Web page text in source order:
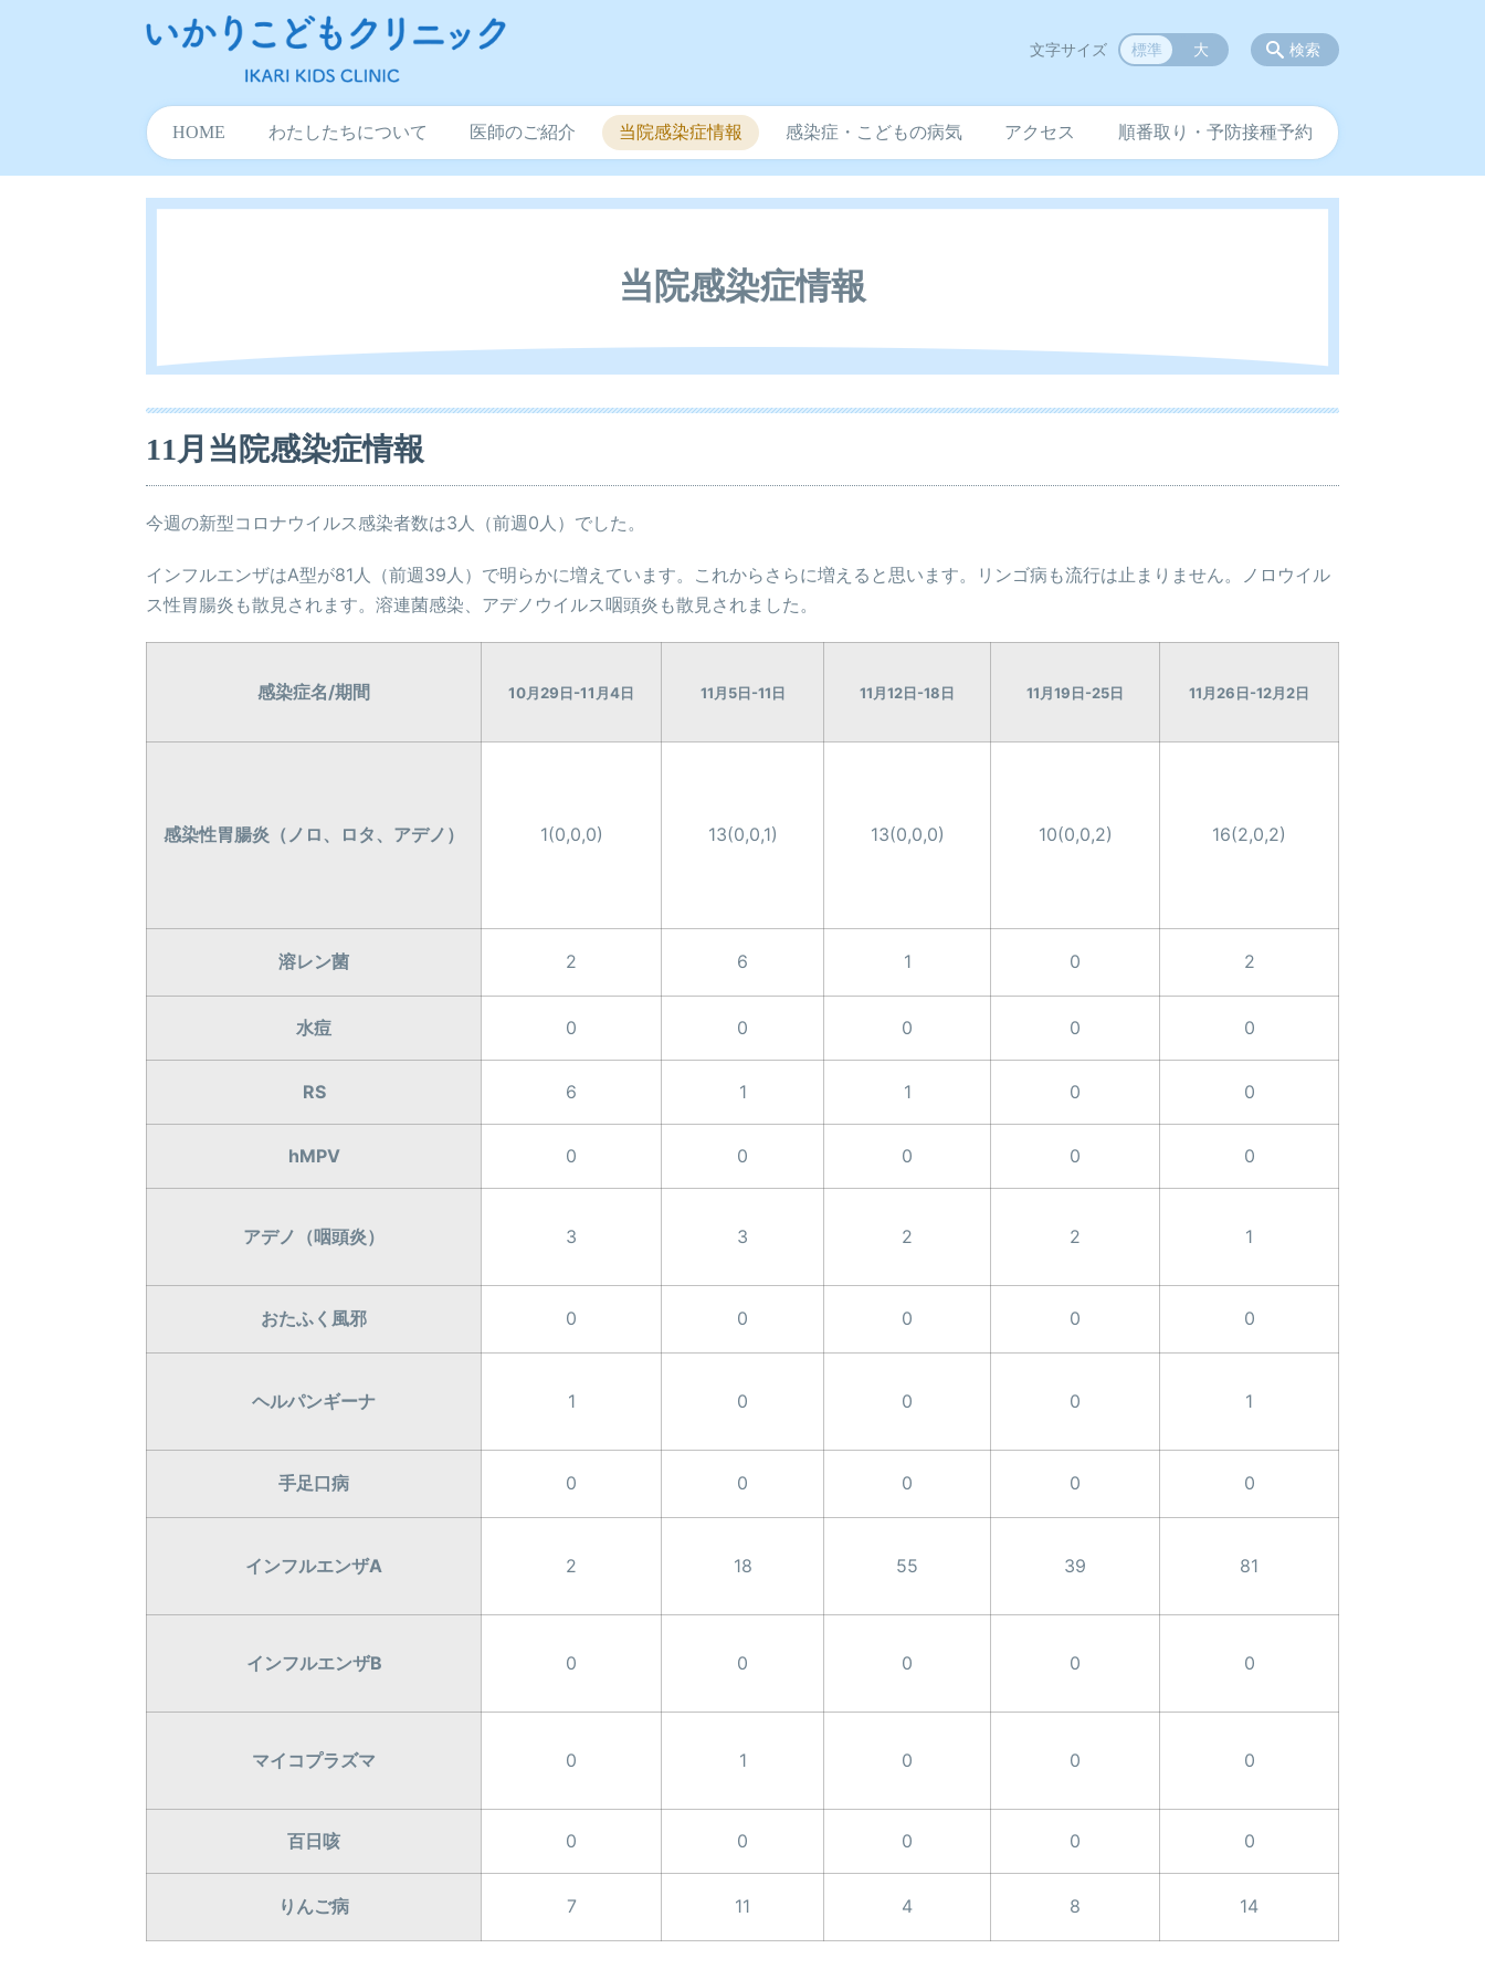
HOME わたしたちについて 医師のご紹介 当院感染症情報 感染症・こどもの病気 アクセス 順番取り・予防接種予約
検索
文字サイズ 標準 大
当院感染症情報
11月当院感染症情報
今週の新型コロナウイルス感染者数は3人（前週0人）でした。
インフルエンザはA型が81人（前週39人）で明らかに増えています。これからさらに増えると思います。リンゴ病も流行は止まりません。ノロウイル
ス性胃腸炎も散見されます。溶連菌感染、アデノウイルス咽頭炎も散見されました。
感染症名/期間 10月29日-11月4日 11月5日-11日 11月12日-18日 11月19日-25日 11月26日-12月2日
感染性胃腸炎（ノロ、ロタ、アデノ） 1(0,0,0) 13(0,0,1) 13(0,0,0) 10(0,0,2) 16(2,0,2)
溶レン菌 2 6 1 0 2
水痘 0 0 0 0 0
RS 6 1 1 0 0
hMPV 0 0 0 0 0
アデノ（咽頭炎） 3 3 2 2 1
おたふく風邪 0 0 0 0 0
ヘルパンギーナ 1 0 0 0 1
手足口病 0 0 0 0 0
インフルエンザA 2 18 55 39 81
インフルエンザB 0 0 0 0 0
マイコプラズマ 0 1 0 0 0
百日咳 0 0 0 0 0
りんご病 7 11 4 8 14